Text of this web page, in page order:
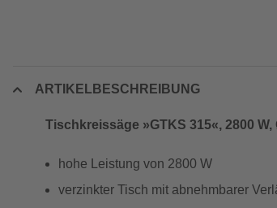
ARTIKELBESCHREIBUNG
Tischkreissäge »GTKS 315«, 2800
hohe Leistung von 2800 W
verzinkter Tisch mit abnehmbarer